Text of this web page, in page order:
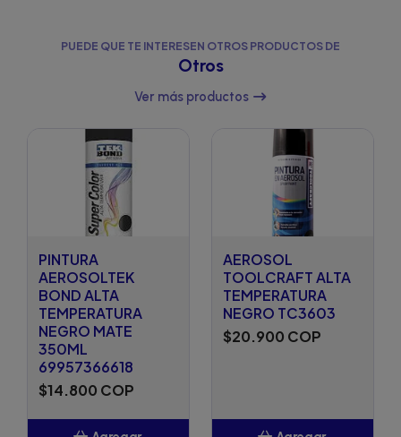
PUEDE QUE TE INTERESEN OTROS PRODUCTOS DE
Otros
Ver más productos
PINTURA
AEROSOLTEK
BOND ALTA
TEMPERATURA
NEGRO MATE
350ML
69957366618
$14.800 COP
AEROSOL
TOOLCRAFT ALTA
TEMPERATURA
NEGRO TC3603
$20.900 COP